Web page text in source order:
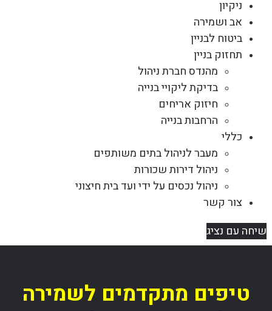
ניקיון
אב ושמירה
ביטוח לבניין
תחזוק בניין
מהנדס חברת ניהול
בדיקת ליקויי בנייה
חיזוק אריחים
הרחבות בנייה
כללי
מעבר לניהול בתים משותפים
ניהול דירות שכורות
ניהול נכסים על ידי ועד בית חיצוני
צור קשר
שיחה עם נציג
טיפים מתקדמים לשמירה